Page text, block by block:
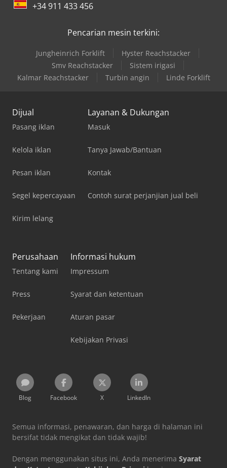
+34 911 433 456
Pencarian mesin terkini:
Jungheinrich Forklift
Hyster Reachstacker
Smv Reachstacker
Sistem irigasi
Kalmar Reachstacker
Turbin angin Linde Forklift
Dijual
Pasang iklan
Kelola iklan
Pesan iklan
Segel kepercayaan
Kirim lelang
Layanan & Dukungan
Masuk
Tanya Jawab/Bantuan
Kontak
Contoh surat perjanjian jual beli
Perusahaan
Tentang kami
Press
Pekerjaan
Informasi hukum
Impressum
Syarat dan ketentuan
Aturan pasar
Kebijakan Privasi
Blog Facebook X LinkedIn
Semua informasi, penawaran, dan harga di halaman ini
bersifat tidak mengikat dan tidak wajib!
Dengan menggunakan situs ini, Anda menerima Syarat